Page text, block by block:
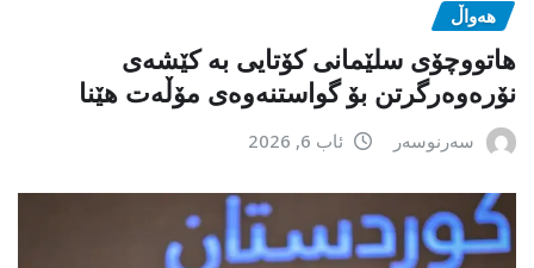
هەواڵ
هاتووچۆی سلێمانی کۆتایی بە کێشەی
نۆرەوەرگرتن بۆ گواستنەوەی مۆڵەت هێنا
سەرنوسەر ئاب 6, 2026